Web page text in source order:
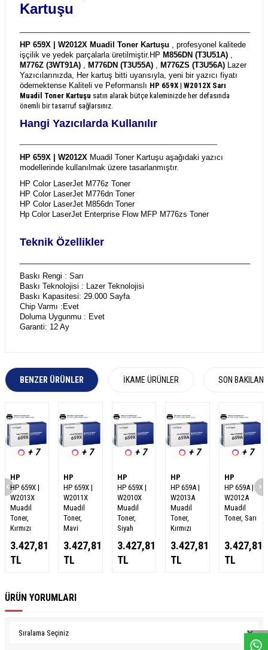
Kartuşu
HP 659X | W2012X Muadil Toner Kartuşu
, profesyonel kalitede
işçilik ve yedek parçalarla üretilmiştir. HP M856DN (T3U51A)
M776Z (3WT91A)
M776DN (T3U55A) M776ZS (T3U56A) Lazer
Yazıcılarınızda, Her kartuş bitti uyarısıyla, yeni bir yazıcı fiyatı
ödemektense Kaliteli ve Peformanslı HP 659X | W2012X Sarı
Muadil Toner Kartuşu satın alarak bütçe kaleminizde her defasında
önemli bir tasarruf sağlarsınız.
Hangi Yazıcılarda Kullanılır
HP 659X | W2012X Muadil Toner Kartuşu aşağıdaki yazıcı
modellerinde kullanılmak üzere tasarlanmıştır.
HP Color LaserJet M776z Toner
HP Color LaserJet M776dn Toner
HP Color LaserJet M856dn Toner
Hp Color LaserJet Enterprise Flow MFP M776zs Toner
Teknik Özellikler
Baskı Rengi : Sarı
Baskı Teknolojisi : Lazer Teknolojisi
Baskı Kapasitesi: 29.000 Sayfa
Chip Varmı :Evet
Doluma Uygunmu : Evet
Garanti: 12 Ay
BENZER ÜRÜNLER İKAME ÜRÜNLER SON
+ 7
HP
HP 659X |
W2013X
Muadil
Toner,
Kırmızı
3.427,81
TL
+ 7
HP
HP 659X |
W2011X
Muadil
Toner,
Mavi
3.427,81
TL
+ 7
HP
HP 659X |
W2010X
Muadil
Toner,
Siyah
3.427,81
TL
+ 7
HP
HP 659A |
W2013A
Muadil
Toner,
Kırmızı
3.427,81
TL
+ 7
HP
HP 659A |
W2012A
Muadil
Toner, Sarı
3.427,81
TL
ÜRÜN YORUMLARI